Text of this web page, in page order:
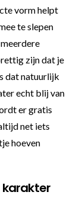
vorm helpt
te slepen
zijn dat je
dat natuurlijk
echt blij van
er gratis
net iets
hoeven